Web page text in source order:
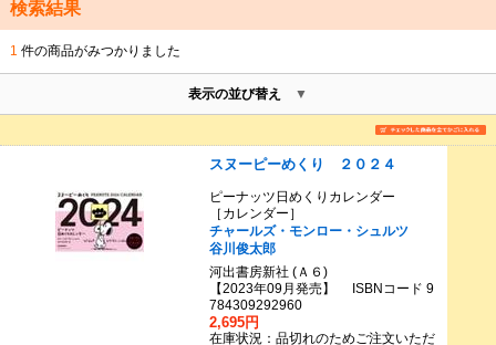
検索結果
1 件の商品がみつかりました
表示の並び替え
スヌーピーめくり ２０２４
ピーナッツ日めくりカレンダー
［カレンダー］
チャールズ・モンロー・シュルツ
谷川俊太郎
河出書房新社 (Ａ６)
【2023年09月発売】 ISBNコード 9
784309292960
2,695円
在庫状況：品切れのためご注文いただ